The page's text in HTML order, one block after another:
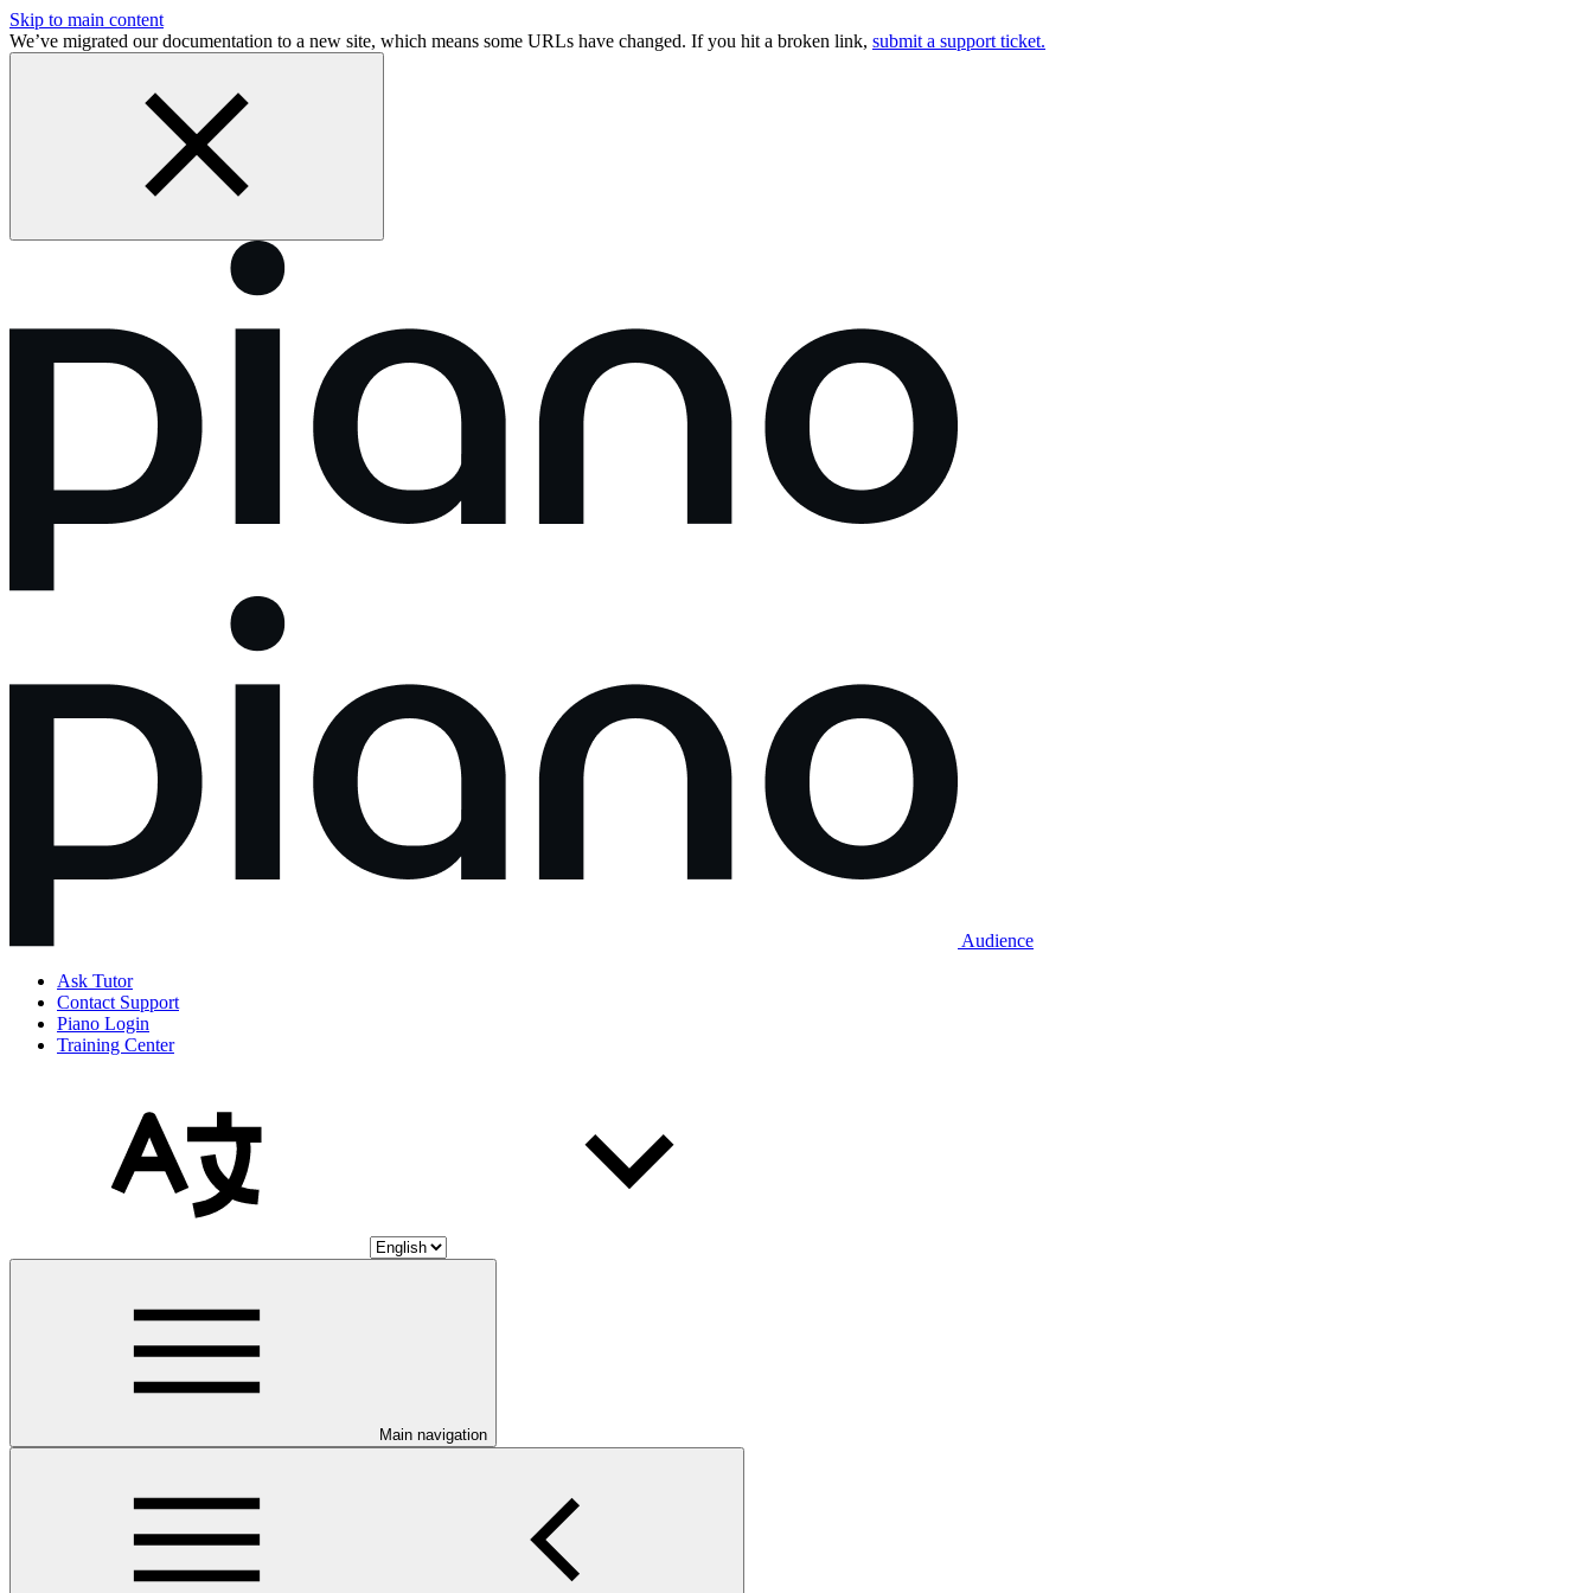
Skip to main content
We’ve migrated our documentation to a new site, which means some URLs have changed. If you hit a broken link, submit a support ticket.
Audience
Ask Tutor
Contact Support
Piano Login
Training Center
Main navigation